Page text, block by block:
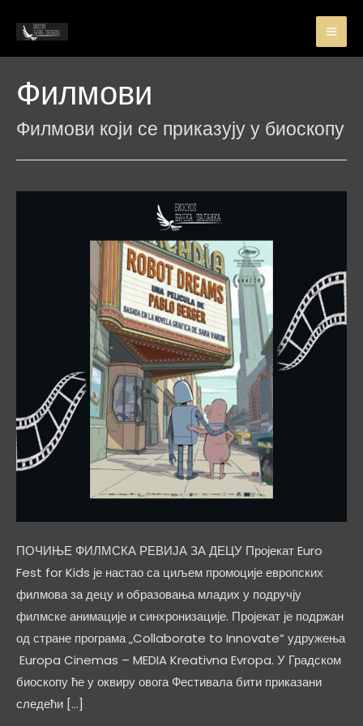
садржај
Филмови
Филмови који се приказују у биоскопу
ПОЧИЊЕ ФИЛМСКА РЕВИЈА ЗА ДЕЦУ Пројекат Euro
Fest for Kids је настао са циљем промоције европских
филмова за децу и образовања младих у подручју
филмске анимације и синхронизације. Пројекат је подржан
од стране програма „Collaborate to Innovate“ удружења
Europa Cinemas – MEDIA Kreativna Evropa. У Градском
биоскопу ће у оквиру овога Фестивала бити приказани
следећи […]